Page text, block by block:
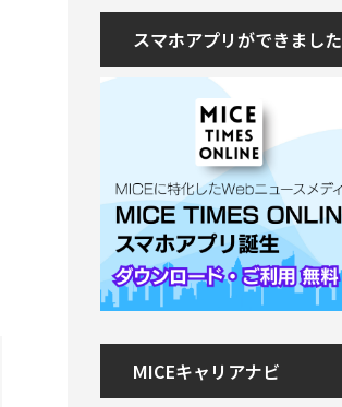
スマホアプリができました
MICEキャリアナビ